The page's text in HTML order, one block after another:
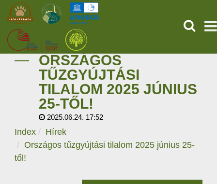
KEZDŐOLDAL
ŐSVILÁGI POMPEJI
SZOLGÁLTATÁSOK
HÍREK
ORSZÁGOS
TŰZGYÚJTÁSI
TILALOM 2025 JÚNIUS
25-TŐL!
2025.06.24. 17:52
Index
Hírek
Országos tűzgyújtási tilalom 2025 június 25-
től!